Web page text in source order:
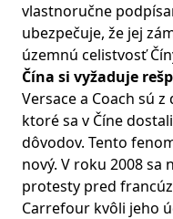
vlastnoručne
ubezpečuje, že jej
územnú celistvosť
Čína si vyžaduje
Versace a Coach sú
ktoré sa v Číne
dôvodov. Tento
nový. V roku 2008 sa
protesty pred
Carrefour kvôli jeho